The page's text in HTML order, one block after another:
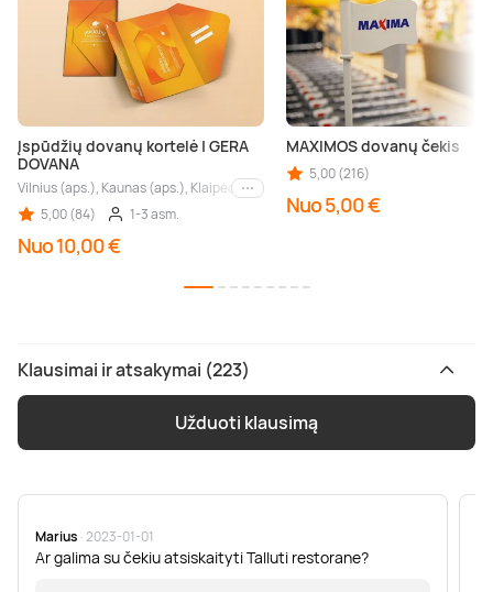
Įspūdžių dovanų kortelė | GERA
DOVANA
Vilnius (aps.), Kaunas (aps.), Klaipėda (aps.), Palanga (aps.), Nida (aps.),
Kiti miestai
5,00 (84)
1-3 asm.
Nuo 10,00 €
MAXIMOS dovanų čekis
5,00 (216)
Nuo 5,00 €
Klausimai ir atsakymai (223)
Užduoti klausimą
Marius · 2023-01-01
Ar galima su čekiu atsiskaityti Talluti restorane?